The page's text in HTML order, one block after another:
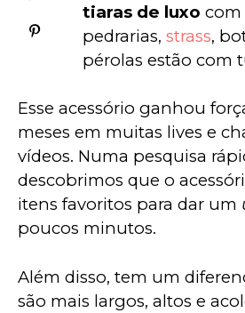
tiaras de luxo com
pedrarias, strass,
pérolas estão com
Esse acessório ganhou
meses em muitas lives e
vídeos. Numa pesquisa
descobrimos que o
itens favoritos para dar um
poucos minutos.
Além disso, tem um
são mais largos, altos e